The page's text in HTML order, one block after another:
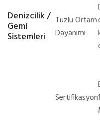
Denizcilik /
Gemi
Sistemleri
Tuzlu Ortam
Dayanımı
Sertifikasyon